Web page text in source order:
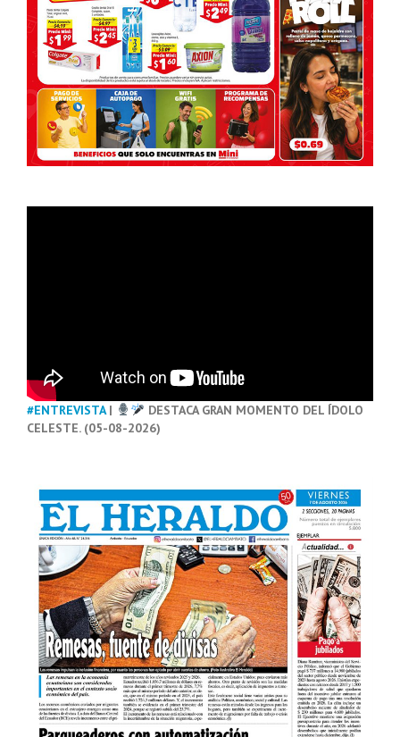
#ENTREVISTA|
DESTACA GRAN MOMENTO DEL ÍDOLO
CELESTE. (05-08-2026)